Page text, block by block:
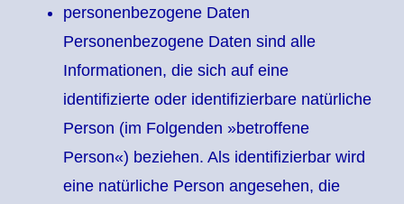
personenbezogene Daten
Personenbezogene Daten sind alle
Informationen, die sich auf eine
identifizierte oder identifizierbare natürliche
Person (im Folgenden »betroffene
Person«) beziehen. Als identifizierbar wird
eine natürliche Person angesehen, die